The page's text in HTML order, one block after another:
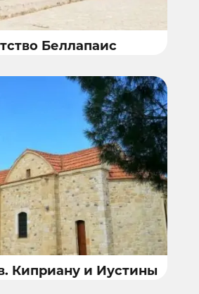
Беллапаис
Киприану и Иустины